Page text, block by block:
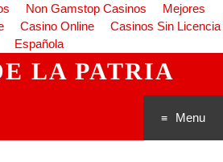
Non Gamstop Casinos
Mejores
Casino Online
Casinos Sin Licencia
Española
LA PATRIA
Menu